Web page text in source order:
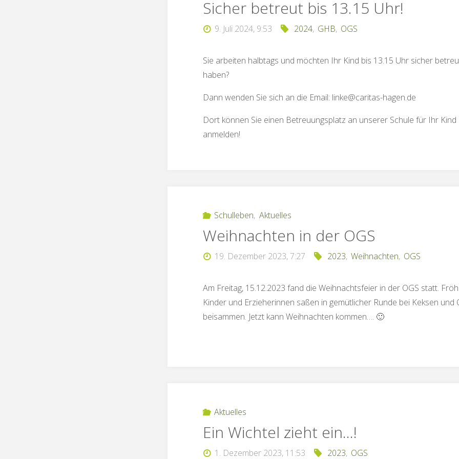
Sicher betreut bis 13.15 Uhr!
9. Juli 2024, 9:53 2024, GHB, OGS
Sie arbeiten halbtags und möchten Ihr Kind bis 13.15 Uhr sicher
haben?
Dann wenden Sie sich an die Email: linke@caritas-hagen.de
Dort können Sie einen Betreuungsplatz an unserer Schule für Ihr Kind
anmelden!
Schulleben, Aktuelles
Weihnachten in der OGS
19. Dezember 2023, 7:27 2023, Weihnachten, OGS
Am Freitag, 15.12.2023 fand die Weihnachtsfeier in der OGS statt.
Kinder und Erzieherinnen saßen in gemütlicher Runde bei Keksen und
beisammen. Jetzt kann Weihnachten kommen…. 🙂
Aktuelles
Ein Wichtel zieht ein…!
1. Dezember 2023, 11:53 2023, OGS